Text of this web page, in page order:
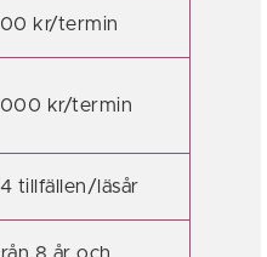
kr/termin
kr/termin
tillfällen/läsår